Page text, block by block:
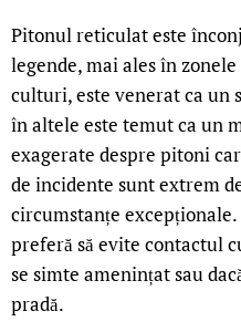
Pitonul reticulat este
legende, mai ales în
culturi, este venerat ca un
în altele este temut ca un
exagerate despre pitoni
de incidente sunt extrem
circumstanțe
preferă să evite contactul
se simte amenințat sau
pradă.